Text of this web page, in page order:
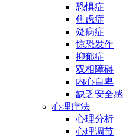
恐惧症
焦虑症
疑病症
惊恐发作
抑郁症
双相障碍
内心自卑
缺乏安全感
心理疗法
心理分析
心理调节